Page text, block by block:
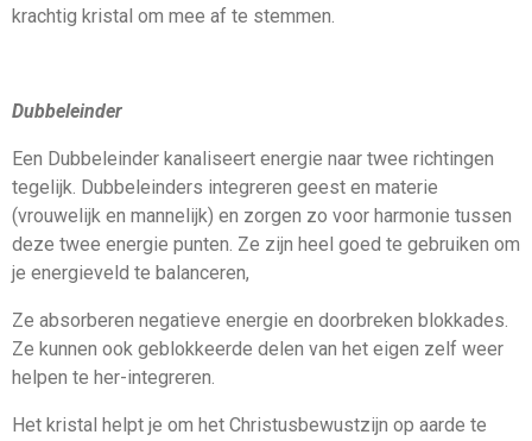
krachtig kristal om mee af te stemmen.
Dubbeleinder
Een Dubbeleinder kanaliseert energie naar twee richtingen
tegelijk. Dubbeleinders integreren geest en materie
(vrouwelijk en mannelijk) en zorgen zo voor harmonie tussen
deze twee energie punten. Ze zijn heel goed te gebruiken om
je energieveld te balanceren,
Ze absorberen negatieve energie en doorbreken blokkades.
Ze kunnen ook geblokkeerde delen van het eigen zelf weer
helpen te her-integreren.
Het kristal helpt je om het Christusbewustzijn op aarde te